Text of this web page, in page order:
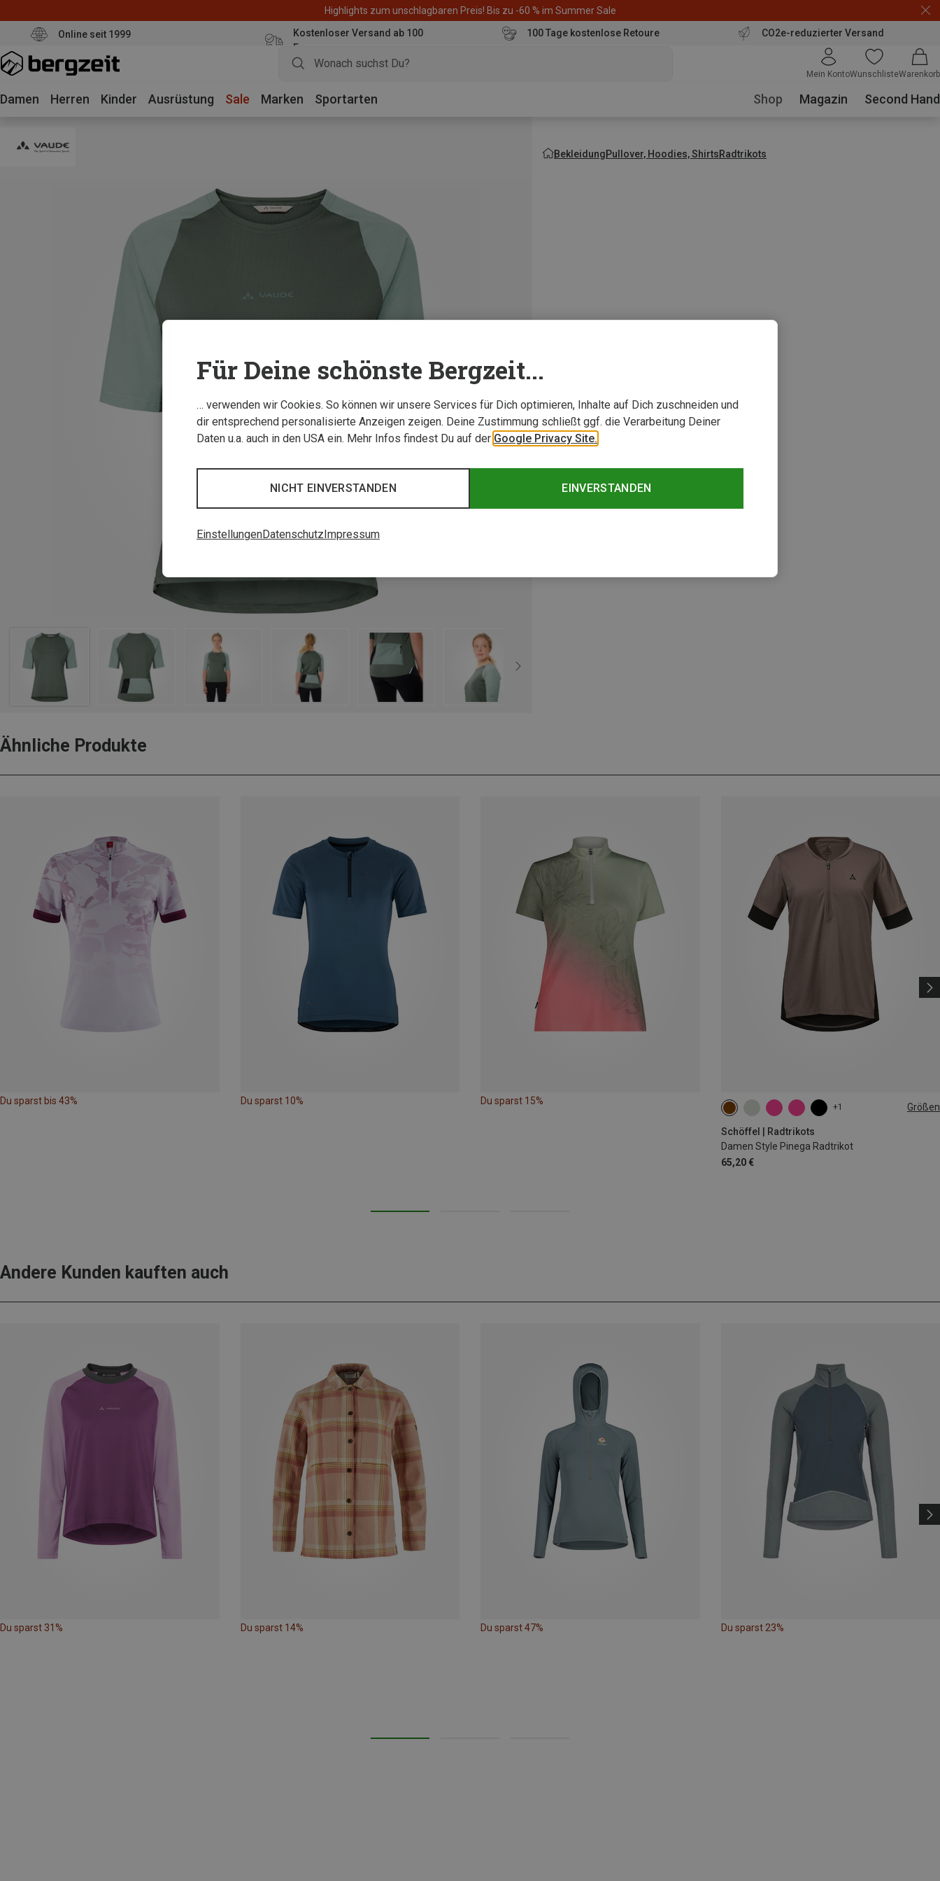
Highlights zum unschlagbaren Preis! Bis zu -60 % im Summer Sale
Online seit 1999
Kostenloser Versand ab 100
Euro
100 Tage kostenlose Retoure CO2e-reduzierter Versand
Mein KontoWunschlisteWarenkorb
Damen Herren Kinder Ausrüstung Sale Marken Sportarten Shop Magazin Second Hand
BekleidungPullover, Hoodies, ShirtsRadtrikots
Ähnliche Produkte
Du sparst bis 43% Du sparst 10% Du sparst 15%
+1 Größen
Schöffel | Radtrikots
Damen Style Pinega Radtrikot
65,20 €
XS S M XL
Andere Kunden kauften auch
Du sparst 31% Du sparst 14% Du sparst 47% Du sparst 23%
Für Deine schönste Bergzeit...
… verwenden wir Cookies. So können wir unsere Services für Dich optimieren, Inhalte auf Dich zuschneiden und
dir entsprechend personalisierte Anzeigen zeigen. Deine Zustimmung schließt ggf. die Verarbeitung Deiner
Daten u.a. auch in den USA ein. Mehr Infos findest Du auf der Google Privacy Site.
EINVERSTANDEN
NICHT EINVERSTANDEN
EinstellungenDatenschutz Impressum